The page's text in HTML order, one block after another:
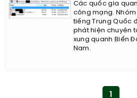
Các quốc gia
công mạng.
tiếng Trung Quốc
phát hiện chuyên
xung quanh Biển
Nam.